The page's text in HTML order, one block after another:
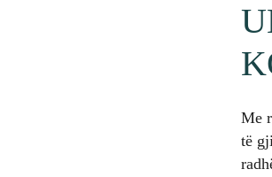
Me
të